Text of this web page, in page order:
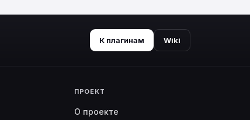
К плагинам Wiki
ПРОЕКТ
О проекте